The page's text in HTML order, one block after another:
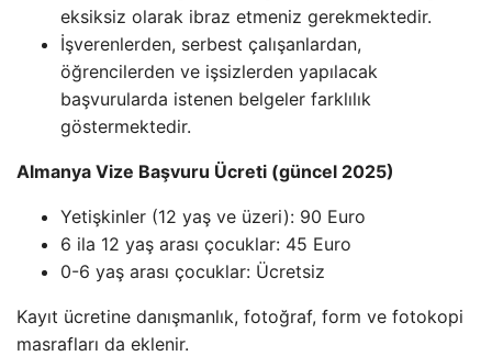
eksiksiz olarak ibraz etmeniz gerekmektedir.
İşverenlerden, serbest çalışanlardan,
öğrencilerden ve işsizlerden yapılacak
başvurularda istenen belgeler farklılık
göstermektedir.
Almanya Vize Başvuru Ücreti (güncel 2025)
Yetişkinler (12 yaş ve üzeri): 90 Euro
6 ila 12 yaş arası çocuklar: 45 Euro
0-6 yaş arası çocuklar: Ücretsiz
Kayıt ücretine danışmanlık, fotoğraf, form ve fotokopi
masrafları da eklenir.